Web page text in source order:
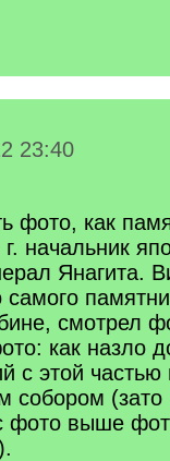
23:40
фото, как
начальник
Янагита.
смотрел
как назло
с этой
собором (зато
фото выше